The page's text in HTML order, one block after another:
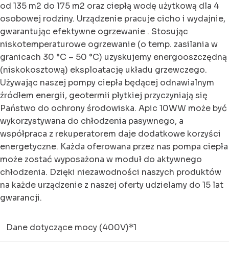
od 135 m2 do 175 m2 oraz ciepłą wodę użytkową dla 4
osobowej rodziny. Urządzenie pracuje cicho i wydajnie,
gwarantując efektywne ogrzewanie . Stosując
niskotemperaturowe ogrzewanie (o temp. zasilania w
granicach 30 °C – 50 °C) uzyskujemy energooszczędną
(niskokosztową) eksploatację układu grzewczego.
Używając naszej pompy ciepła będącej odnawialnym
źródłem energii, geotermii płytkiej przyczyniają się
Państwo do ochrony środowiska. Apic 10WW może być
wykorzystywana do chłodzenia pasywnego, a
współpraca z rekuperatorem daje dodatkowe korzyści
energetyczne. Każda oferowana przez nas pompa ciepła
może zostać wyposażona w moduł do aktywnego
chłodzenia. Dzięki niezawodności naszych produktów
na każde urządzenie z naszej oferty udzielamy do 15 lat
gwarancji.
Dane dotyczące mocy (400V)*1